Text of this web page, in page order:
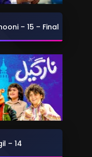
– 15 – Final
– 14